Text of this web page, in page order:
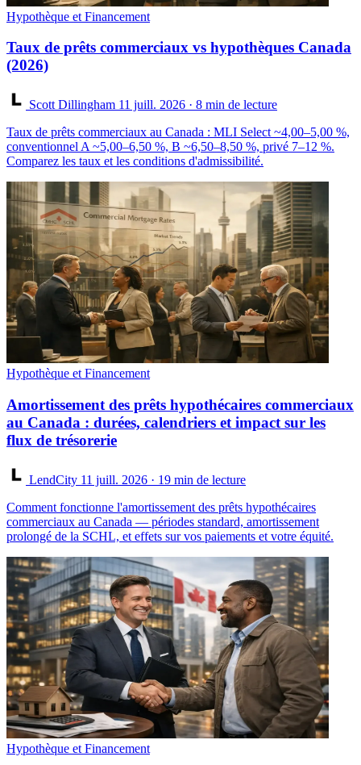
Hypothèque et Financement
Taux de prêts commerciaux vs hypothèques Canada
(2026)
Scott Dillingham 11 juill. 2026 · 8 min de lecture
Taux de prêts commerciaux au Canada : MLI Select ~4,00–5,00 %,
conventionnel A ~5,00–6,50 %, B ~6,50–8,50 %, privé 7–12 %.
Comparez les taux et les conditions d'admissibilité.
Hypothèque et Financement
Amortissement des prêts hypothécaires commerciaux
au Canada : durées, calendriers et impact sur les
flux de trésorerie
LendCity 11 juill. 2026 · 19 min de lecture
Comment fonctionne l'amortissement des prêts hypothécaires
commerciaux au Canada — périodes standard, amortissement
prolongé de la SCHL, et effets sur vos paiements et votre équité.
Hypothèque et Financement